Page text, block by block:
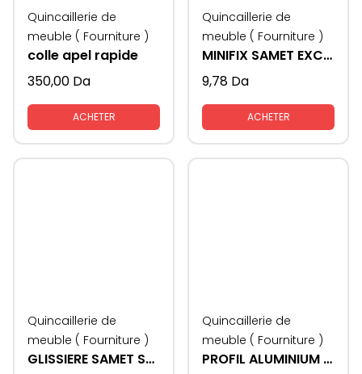
Quincaillerie de
meuble ( Fourniture )
colle apel rapide
350,00 Da
ACHETER
Quincaillerie de
meuble ( Fourniture )
MINIFIX SAMET EXCENTRIQUE
9,78 Da
ACHETER
Quincaillerie de
meuble ( Fourniture )
GLISSIERE SAMET SOCLASS AVEC FREIN
Quincaillerie de
meuble ( Fourniture )
PROFIL ALUMINIUM LED